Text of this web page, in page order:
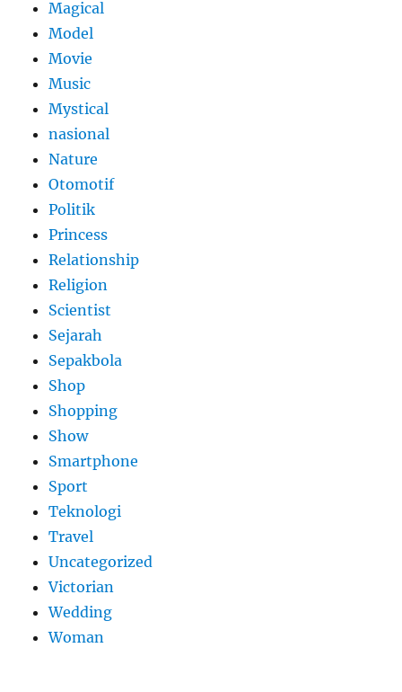
Magical
Model
Movie
Music
Mystical
nasional
Nature
Otomotif
Politik
Princess
Relationship
Religion
Scientist
Sejarah
Sepakbola
Shop
Shopping
Show
Smartphone
Sport
Teknologi
Travel
Uncategorized
Victorian
Wedding
Woman